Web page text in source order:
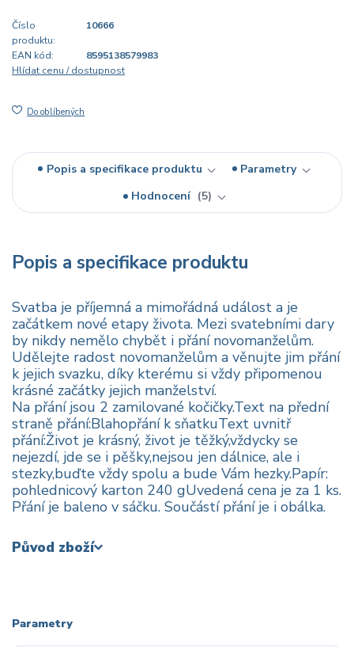
Číslo
produktu:
10666
EAN kód:
8595138579983
Hlídat cenu / dostupnost
Do oblíbených
Popis a specifikace produktu
Parametry
Hodnocení
5
Popis a specifikace produktu
Svatba je příjemná a mimořádná událost a je
začátkem nové etapy života. Mezi svatebními dary
by nikdy nemělo chybět i přání novomanželům.
Udělejte radost novomanželům a věnujte jim přání
k jejich svazku, díky kterému si vždy připomenou
krásné začátky jejich manželství.
Na přání jsou 2 zamilované kočičky.Text na přední
straně přání:Blahopřání k sňatkuText uvnitř
přání:Život je krásný, život je těžký,vždycky se
nejezdí, jde se i pěšky,nejsou jen dálnice, ale i
stezky,buďte vždy spolu a bude Vám hezky.Papír:
pohlednicový karton 240 gUvedená cena je za 1 ks.
Přání je baleno v sáčku. Součástí přání je i obálka.
Původ zboží
Parametry